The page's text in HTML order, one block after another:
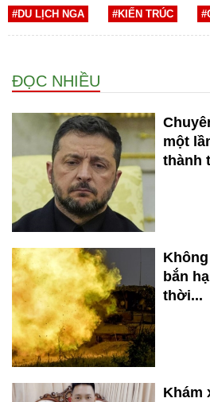
#DU LỊCH NGA #KIẾN TRÚC
ĐỌC NHIỀU
một
thành
bắn
thời...
Khám